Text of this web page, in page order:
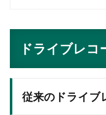
ドライブレ
従来のドライブ